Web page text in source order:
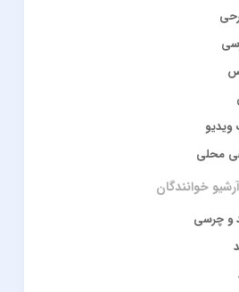
محلی
آرشیو خوانندگان